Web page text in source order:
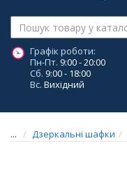
Графік роботи:
Пн-Пт. 9:00 - 20:00
Сб. 9:00 - 18:00
Вс. Вихідний
... Дзеркальні шафки